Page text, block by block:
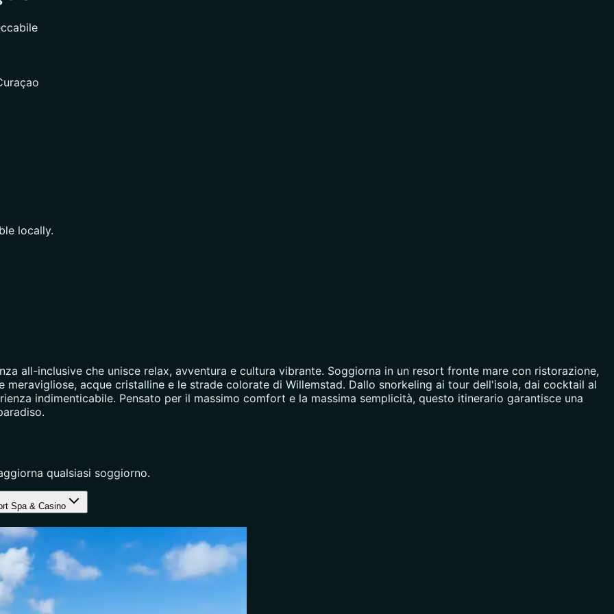
locally.
all-inclusive che unisce relax, avventura e cultura vibrante. Soggiorna in un resort fronte mare con ristorazione,
acque cristalline e le strade colorate di Willemstad. Dallo snorkeling ai tour dell'isola, dai cocktail al
indimenticabile. Pensato per il massimo comfort e la massima semplicità, questo itinerario garantisce una
qualsiasi soggiorno.
Spa & Casino